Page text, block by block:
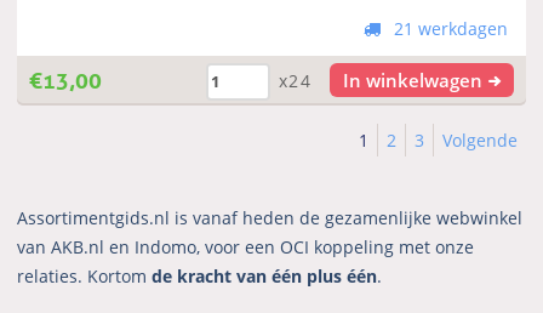
21 werkdagen
€13,00 x24 In winkelwagen
1 2 3 Volgende
Assortimentgids.nl is vanaf heden de gezamenlijke webwinkel
van AKB.nl en Indomo, voor een OCI koppeling met onze
relaties. Kortomde kracht van één plus één.